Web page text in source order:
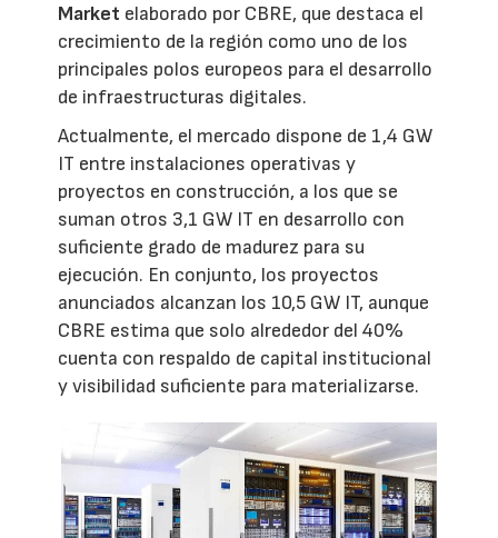
Market elaborado por CBRE, que destaca el
crecimiento de la región como uno de los
principales polos europeos para el desarrollo
de infraestructuras digitales.
Actualmente, el mercado dispone de 1,4 GW
IT entre instalaciones operativas y
proyectos en construcción, a los que se
suman otros 3,1 GW IT en desarrollo con
suficiente grado de madurez para su
ejecución. En conjunto, los proyectos
anunciados alcanzan los 10,5 GW IT, aunque
CBRE estima que solo alrededor del 40%
cuenta con respaldo de capital institucional
y visibilidad suficiente para materializarse.